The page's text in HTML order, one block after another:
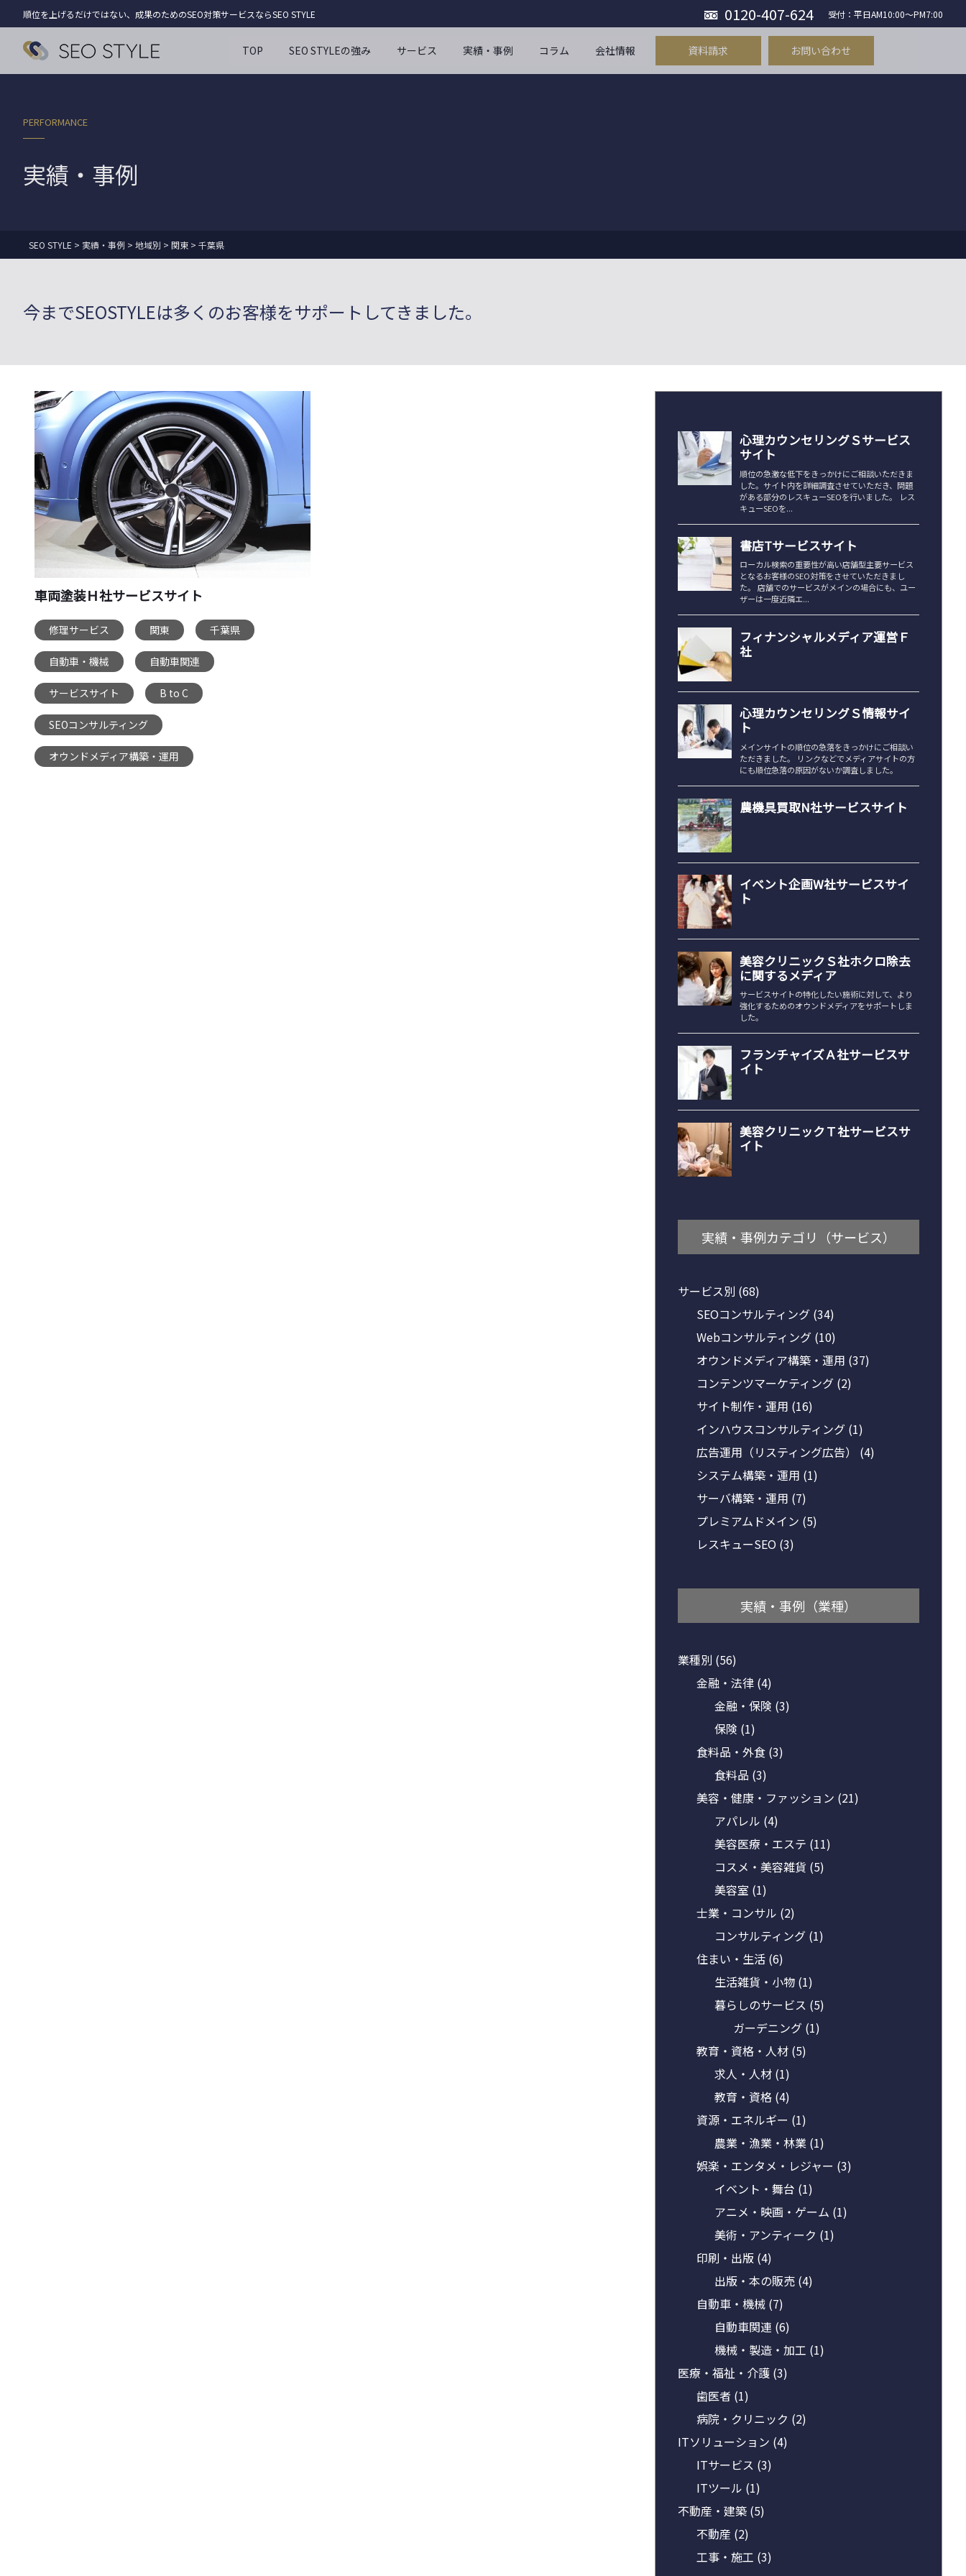
TOP SEO STYLEの強み サービス 実績・事例 コラム 会社情報 資料請求 お問い合わせ
順位を上げるだけではない、成果のためのSEO対策サービスならSEO STYLE 0120-407-624 受付：平日AM10:00〜PM7:00
PERFORMANCE
実績・事例
SEO STYLE > 実績・事例 > 地域別 > 関東 > 千葉県
今までSEOSTYLEは多くのお客様をサポートしてきました。
車両塗装Ｈ社サービスサイト
修理サービス 関東 千葉県
自動車・機械 自動車関連
サービスサイト B to C
SEOコンサルティング
オウンドメディア構築・運用
実績・事例カテゴリ（サービス）
サービス別 (68)
SEOコンサルティング (34)
Webコンサルティング (10)
オウンドメディア構築・運用 (37)
コンテンツマーケティング (2)
サイト制作・運用 (16)
インハウスコンサルティング (1)
広告運用（リスティング広告） (4)
システム構築・運用 (1)
サーバ構築・運用 (7)
プレミアムドメイン (5)
レスキューSEO (3)
実績・事例（業種）
業種別 (56)
金融・法律 (4)
金融・保険 (3)
保険 (1)
食料品・外食 (3)
食料品 (3)
美容・健康・ファッション (21)
アパレル (4)
美容医療・エステ (11)
コスメ・美容雑貨 (5)
美容室 (1)
士業・コンサル (2)
コンサルティング (1)
住まい・生活 (6)
生活雑貨・小物 (1)
暮らしのサービス (5)
ガーデニング (1)
教育・資格・人材 (5)
求人・人材 (1)
教育・資格 (4)
資源・エネルギー (1)
農業・漁業・林業 (1)
娯楽・エンタメ・レジャー (3)
イベント・舞台 (1)
アニメ・映画・ゲーム (1)
美術・アンティーク (1)
印刷・出版 (4)
出版・本の販売 (4)
自動車・機械 (7)
自動車関連 (6)
機械・製造・加工 (1)
医療・福祉・介護 (3)
歯医者 (1)
病院・クリニック (2)
ITソリューション (4)
ITサービス (3)
ITツール (1)
不動産・建築 (5)
不動産 (2)
工事・施工 (3)